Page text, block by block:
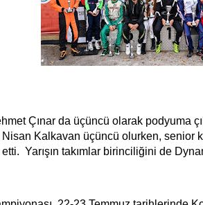
Çınar da üçüncü olarak podyuma
Kalkavan üçüncü olurken, senior
Yarışın takımlar birinciliğini de